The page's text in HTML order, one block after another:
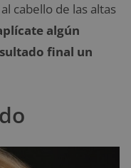
cabello de las altas
algún
final un